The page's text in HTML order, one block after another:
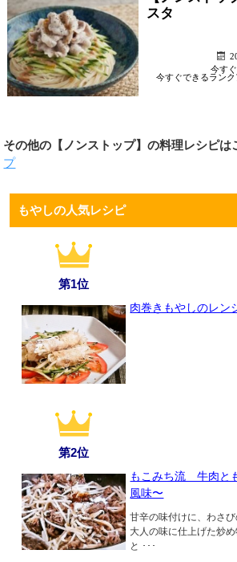
スタ
今す
今すぐできるラン
その他の【ノンストップ】の料理レシピは
プ
もやしの人気レシピ
第1位
肉巻きもやしのレン
第2位
もこみち流 牛肉と
風味〜
甘辛の味付けに、わさ
大人の味に仕上げた炒
と ･･･